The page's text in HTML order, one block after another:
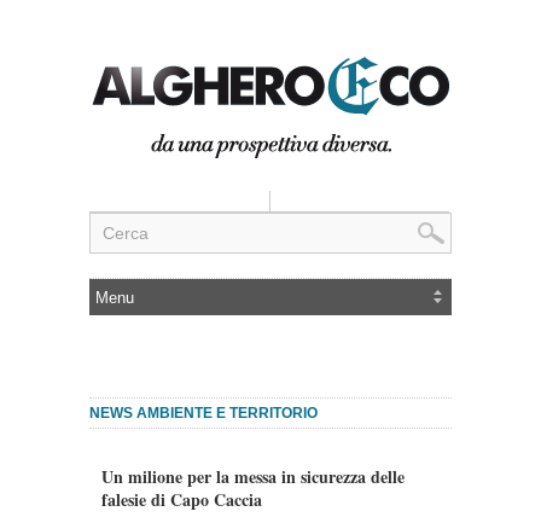
NEWS AMBIENTE E TERRITORIO
Un milione per la messa in sicurezza delle
falesie di Capo Caccia